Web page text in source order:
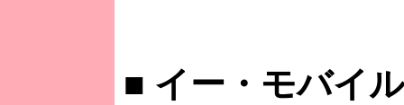
■ イー・モバイ